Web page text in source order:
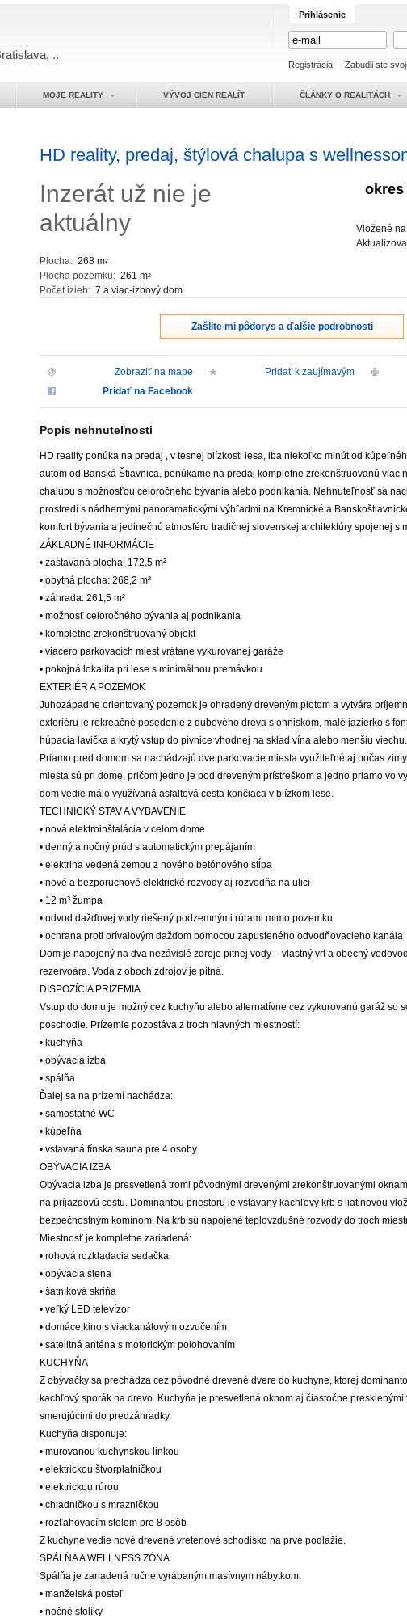
..
Prihlásenie
Registrácia Zabudli ste
MOJE REALITY VÝVOJ CIEN REALÍT ČLÁNKY O REALITÁCH
HD reality, predaj, štýlová chalupa s
Inzerát už nie je
aktuálny
Plocha: 268 m2
Plocha pozemku: 261 m2
Počet izieb: 7 a viac-izbový dom
okres
Vložené
Zašlite mi pôdorys a ďalšie podrobnosti
Zobraziť na mape Pridať k zaujímavým
Pridať na Facebook
Popis nehnuteľnosti
HD reality ponúka na predaj , v tesnej blízkosti lesa, iba niekoľko minút od
autom od Banská Štiavnica, ponúkame na predaj kompletne zrekonštruovanú viac
chalupu s možnosťou celoročného bývania alebo podnikania. Nehnuteľnosť sa
prostredí s nádhernými panoramatickými výhľadmi na Kremnické a
komfort bývania a jedinečnú atmosféru tradičnej slovenskej architektúry spojenej s
ZÁKLADNÉ INFORMÁCIE
• zastavaná plocha: 172,5 m²
• obytná plocha: 268,2 m²
• záhrada: 261,5 m²
• možnosť celoročného bývania aj podnikania
• kompletne zrekonštruovaný objekt
• viacero parkovacích miest vrátane vykurovanej garáže
• pokojná lokalita pri lese s minimálnou premávkou
EXTERIÉR A POZEMOK
Juhozápadne orientovaný pozemok je ohradený dreveným plotom a vytvára
exteriéru je rekreačné posedenie z dubového dreva s ohniskom, malé jazierko s
húpacia lavička a krytý vstup do pivnice vhodnej na sklad vína alebo menšiu viechu.
Priamo pred domom sa nachádzajú dve parkovacie miesta využiteľné aj počas
miesta sú pri dome, pričom jedno je pod dreveným prístreškom a jedno priamo vo
dom vedie málo využívaná asfaltová cesta končiaca v blízkom lese.
TECHNICKÝ STAV A VYBAVENIE
• nová elektroinštalácia v celom dome
• denný a nočný prúd s automatickým prepájaním
• elektrina vedená zemou z nového betónového stĺpa
• nové a bezporuchové elektrické rozvody aj rozvodňa na ulici
• 12 m³ žumpa
• odvod dažďovej vody riešený podzemnými rúrami mimo pozemku
• ochrana proti prívalovým dažďom pomocou zapusteného odvodňovacieho kanála
Dom je napojený na dva nezávislé zdroje pitnej vody – vlastný vrt a obecný
rezervoára. Voda z oboch zdrojov je pitná.
DISPOZÍCIA PRÍZEMIA
Vstup do domu je možný cez kuchyňu alebo alternatívne cez vykurovanú garáž so
poschodie. Prízemie pozostáva z troch hlavných miestností:
• kuchyňa
• obývacia izba
• spálňa
Ďalej sa na prízemí nachádza:
• samostatné WC
• kúpeľňa
• vstavaná fínska sauna pre 4 osoby
OBÝVACIA IZBA
Obývacia izba je presvetlená tromi pôvodnými drevenými zrekonštruovanými
na príjazdovú cestu. Dominantou priestoru je vstavaný kachľový krb s liatinovou
bezpečnostným komínom. Na krb sú napojené teplovzdušné rozvody do troch
Miestnosť je kompletne zariadená:
• rohová rozkladacia sedačka
• obývacia stena
• šatníková skriňa
• veľký LED televízor
• domáce kino s viackanálovým ozvučením
• satelitná anténa s motorickým polohovaním
KUCHYŇA
Z obývačky sa prechádza cez pôvodné drevené dvere do kuchyne, ktorej
kachľový sporák na drevo. Kuchyňa je presvetlená oknom aj čiastočne presklenými
smerujúcimi do predzáhradky.
Kuchyňa disponuje:
• murovanou kuchynskou linkou
• elektrickou štvorplatničkou
• elektrickou rúrou
• chladničkou s mrazničkou
• rozťahovacím stolom pre 8 osôb
Z kuchyne vedie nové drevené vretenové schodisko na prvé podlažie.
SPÁLŇA A WELLNESS ZÓNA
Spálňa je zariadená ručne vyrábaným masívnym nábytkom:
• manželská posteľ
• nočné stolíky